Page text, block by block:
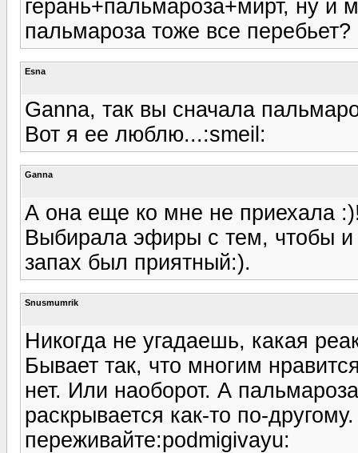
герань+пальмароза+мирт, ну и
пальмароза тоже все
Esna
Ganna, так вы сначала
Вот я ее люблю...:smeil:
Ganna
А она еще ко мне не приехала
Выбирала эфиры с тем, чтобы
запах был приятный:).
Snusmumrik
Никогда не угадаешь, какая
Бывает так, что многим
нет. Или наоборот. А
раскрывается как-то по-
переживайте:podmigivayu: